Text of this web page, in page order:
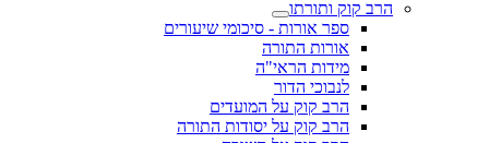
הרב קוק ותורתו
ספר אורות - סיכומי שיעורים
אורות התורה
מידות הראי"ה
לנבוכי הדור
הרב קוק על המועדים
הרב קוק על יסודות התורה